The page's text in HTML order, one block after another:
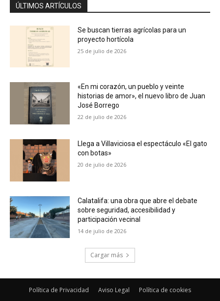
ÚLTIMOS ARTÍCULOS
Se buscan tierras agrícolas para un
proyecto hortícola
25 de julio de 2026
«En mi corazón, un pueblo y veinte
historias de amor», el nuevo libro de Juan
José Borrego
22 de julio de 2026
Llega a Villaviciosa el espectáculo «El gato
con botas»
20 de julio de 2026
Calatalifa: una obra que abre el debate
sobre seguridad, accesibilidad y
participación vecinal
14 de julio de 2026
Cargar más
Política de Privacidad Aviso Legal Política de cookies